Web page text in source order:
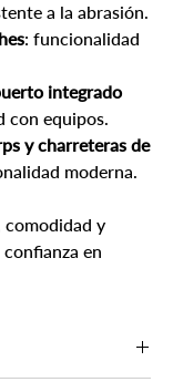
a la abrasión.
: funcionalidad
integrado
con equipos.
y charreteras de
moderna.
y
en